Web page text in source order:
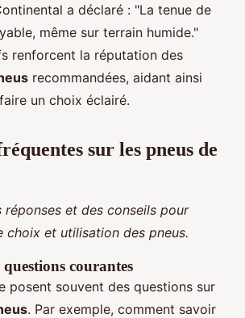
a déclaré : "La tenue de
même sur terrain humide."
renforcent la réputation des
recommandées, aidant ainsi
un choix éclairé.
sur les pneus de
réponses et des conseils pour
choix et utilisation des pneus.
questions courantes
posent souvent des questions sur
. Par exemple, comment savoir